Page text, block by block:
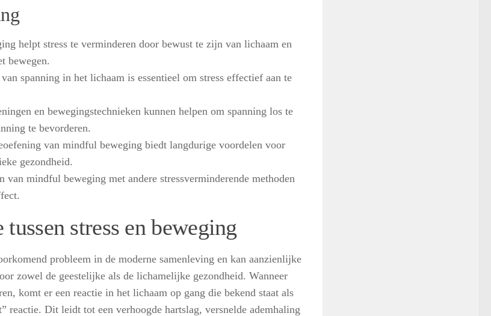
helpt stress te verminderen door bewust te zijn van lichaam en
bewegen.
spanning in het lichaam is essentieel om stress effectief aan te
en bewegingstechnieken kunnen helpen om spanning los te
te bevorderen.
van mindful beweging biedt langdurige voordelen voor
gezondheid.
van mindful beweging met andere stressverminderende methoden
stress en beweging
probleem in de moderne samenleving en kan aanzienlijke
zowel de geestelijke als de lichamelijke gezondheid. Wanneer
komt er een reactie in het lichaam op gang die bekend staat als
reactie. Dit leidt tot een verhoogde hartslag, versnelde ademhaling